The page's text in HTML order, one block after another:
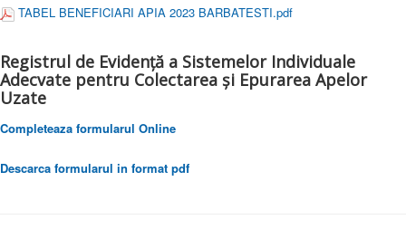
TABEL BENEFICIARI APIA 2023 BARBATESTI.pdf
Registrul de Evidență a Sistemelor Individuale
Adecvate pentru Colectarea și Epurarea Apelor
Uzate
Completeaza formularul Online
Descarca formularul in format pdf